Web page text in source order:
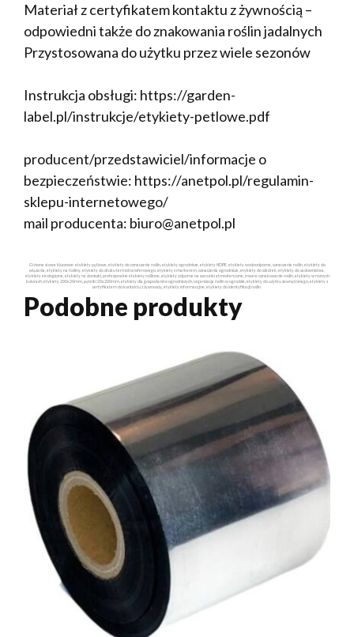
Materiał z certyfikatem kontaktu z żywnością –
odpowiedni także do znakowania roślin jadalnych
Przystosowana do użytku przez wiele sezonów
Instrukcja obsługi: https://garden-
label.pl/instrukcje/etykiety-petlowe.pdf
producent/przedstawiciel/informacje o
bezpieczeństwie: https://anetpol.pl/regulamin-
sklepu-internetowego/
mail producenta: biuro@anetpol.pl
Główne słowa kluczowe: etykiety pętlowe, etykiety do oznaczania roślin, etykiety ogrodnicze, etykiety HDPE, etykiety wodoodporne, oznaczanie roślin, etykiety do
wiązania, etykiety na rośliny, etykiety do druku termotransferowego, etykiety z markerem, oznaczenia ogrodnicze, etykiety do szkółek, etykiety do sadownictwa,
etykiety ekologiczne, etykiety na doniczki, profesjonalne etykiety roślinne, etykiety odporne na warunki atmosferyczne, trwałe oznakowanie roślin, etykiety w różnych
kolorach, etykiety 200x20mm, pętelki 20x200mm, etykiety dla gospodarstw ogrodniczych, organizacja roślin w ogrodzie, etykiety do użytku zewnętrznego, etykiety z
certyfikatem do kontaktu z żywnością, etykiety informacyjne, etykiety do identyfikacji roślin.
Podobne produkty